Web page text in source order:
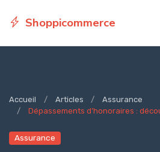
Shoppicommerce
Accueil Articles
Assurance
Dépassements d’honoraires :
Assurance